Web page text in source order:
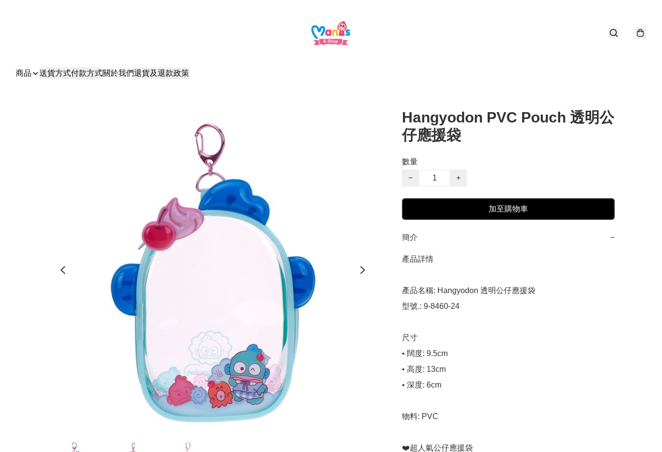
商品 送貨方式付款方式關於我們退貨及退款政策
Hangyodon PVC Pouch 透明公
仔應援袋
數量
−
+
加至購物車
簡介 −
產品詳情
產品名稱: Hangyodon 透明公仔應援袋
型號.: 9-8460-24
尺寸
• 闊度: 9.5cm
• 高度: 13cm
• 深度: 6cm
物料: PVC
❤️超人氣公仔應援袋